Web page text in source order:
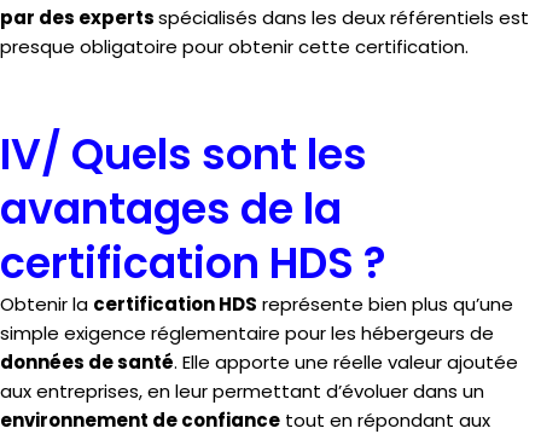
par des expertsspécialisés dans les deux référentiels est
presque obligatoire pour obtenir cette certification.
IV/ Quels sont les
avantages de la
certification HDS ?
Obtenir la certification HDS représente bien plus qu’une
simple exigence réglementaire pour les hébergeurs de
données de santé. Elle apporte une réelle valeur ajoutée
aux entreprises, en leur permettant d’évoluer dans un
environnement de confiance tout en répondant aux